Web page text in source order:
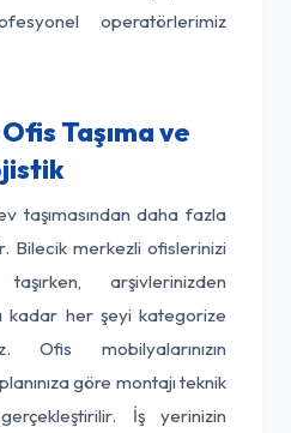
operatörlerimiz
Taşıma ve
taşımasından daha fazla
Bilecik merkezli ofislerinizi
arşivlerinizden
kadar her şeyi kategorize
Ofis mobilyalarınızın
göre montajı teknik
İş yerinizin